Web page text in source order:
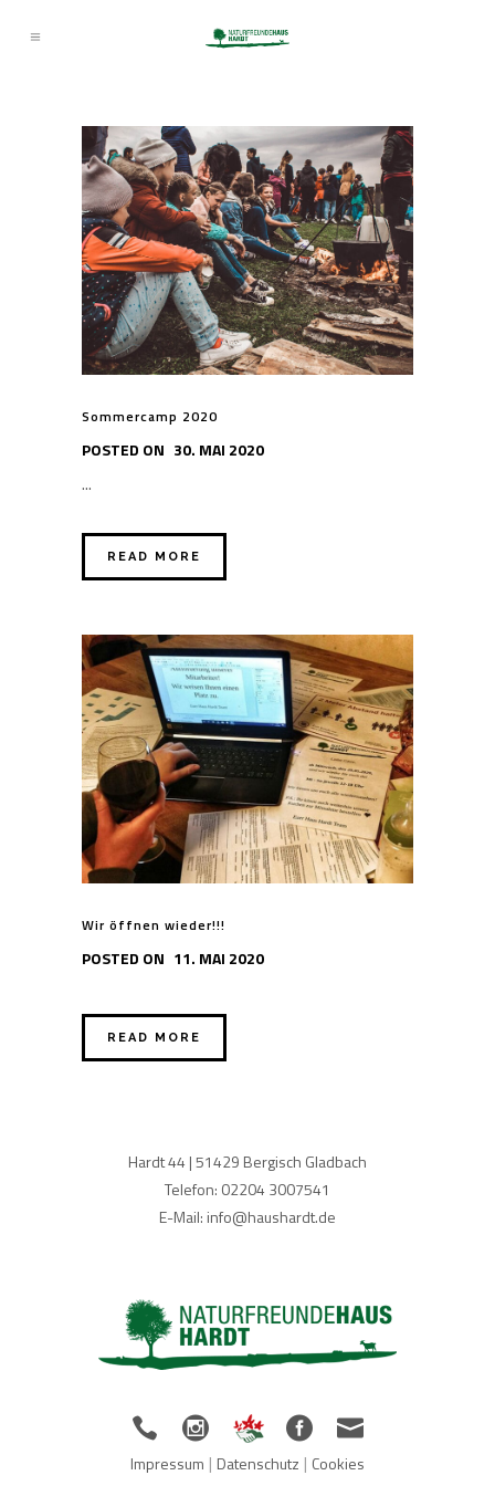
Sommercamp 2020
POSTED ON 30. MAI 2020
...
READ MORE
Wir öffnen wieder!!!
POSTED ON 11. MAI 2020
READ MORE
Hardt 44 | 51429 Bergisch Gladbach
Telefon: 02204 3007541
E-Mail: info@haushardt.de
Impressum | Datenschutz | Cookies